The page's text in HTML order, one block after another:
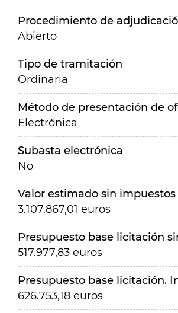
Procedimiento de
Abierto
Tipo de tramitación
Ordinaria
Método de presentación de
Electrónica
Subasta electrónica
No
Valor estimado sin impuestos
3.107.867,01 euros
Presupuesto base licitación
517.977,83 euros
Presupuesto base licitación.
626.753,18 euros